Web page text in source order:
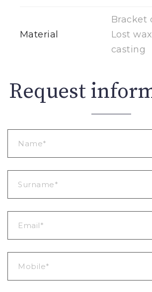
Material
Bracket
Lost
casting
Request